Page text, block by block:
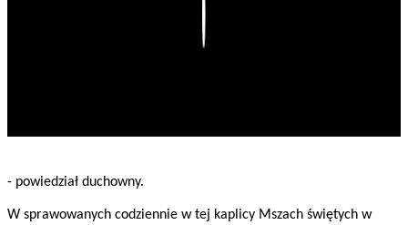
- powiedział duchowny.
W sprawowanych codziennie w tej kaplicy Mszach świętych w